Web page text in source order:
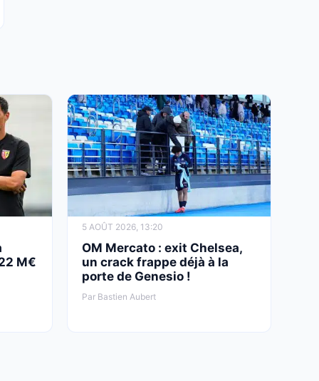
M€
5 AOÛT 2026, 13:20
OM Mercato : exit Chelsea,
un crack frappe déjà à la
porte de Genesio !
Par Bastien Aubert